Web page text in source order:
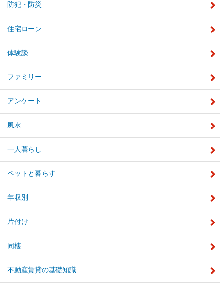
防犯・防災
住宅ローン
体験談
ファミリー
アンケート
風水
一人暮らし
ペットと暮らす
年収別
片付け
同棲
不動産賃貸の基礎知識